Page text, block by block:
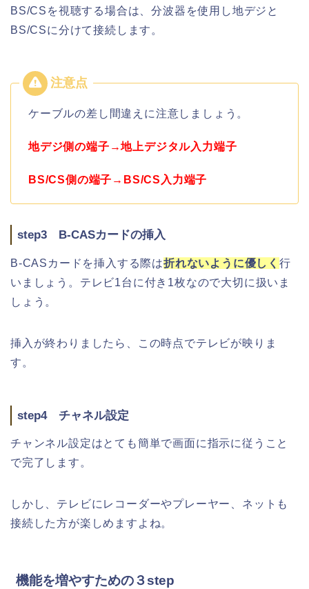
BS/CSを視聴する場合は、分波器を使用し地デジと
BS/CSに分けて接続します。
ケーブルの差し間違えに注意しましょう。
地デジ側の端子→地上デジタル入力端子
BS/CS側の端子→BS/CS入力端子
step3 B-CASカードの挿入
B-CASカードを挿入する際は折れないように優しく 行
いましょう。テレビ1台に付き1枚なので大切に扱いま
しょう。
挿入が終わりましたら、この時点でテレビが映りま
す。
step4 チャネル設定
チャンネル設定はとても簡単で画面に指示に従うこと
で完了します。
しかし、テレビにレコーダーやプレーヤー、ネットも
接続した方が楽しめますよね。
機能を増やすための３step